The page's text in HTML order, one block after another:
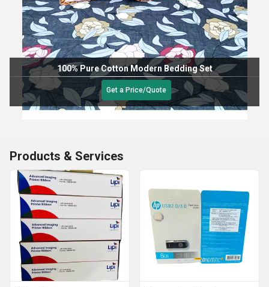
100% Pure Cotton Modern Bedding Set
Get a Price/Quote
Products & Services